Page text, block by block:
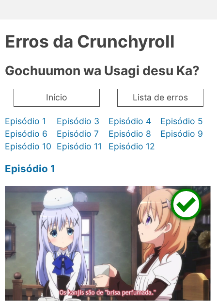
Erros da Crunchyroll
Gochuumon wa Usagi desu Ka?
Início Lista de erros
Episódio 1 Episódio 3 Episódio 4
Episódio 5
Episódio 6
Episódio 7 Episódio 8
Episódio 9
Episódio 10
Episódio 11 Episódio 12
Episódio 1